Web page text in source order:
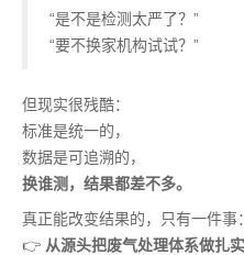
“是不是检测太严了？”
“要不换家机构试试？”
但现实很残酷：
标准是统一的，
数据是可追溯的，
换谁测，结果都差不多。
真正能改变结果的，只有一件事：
👉 从源头把废气处理体系做扎实